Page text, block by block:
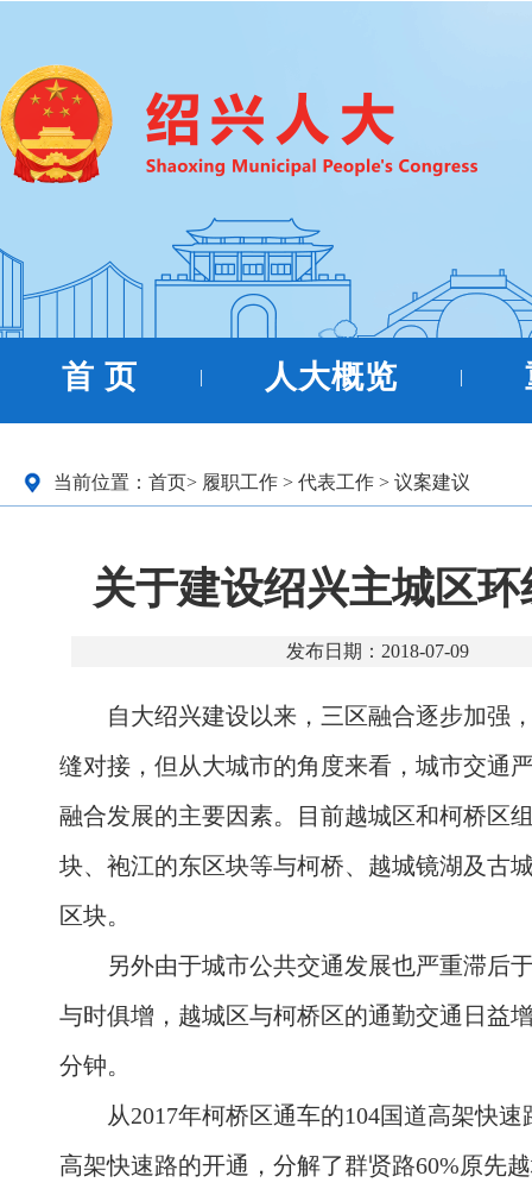
首 页 | 人大概览 |
当前位置： 首页> 履职工作 > 代表工作 > 议案建议
关于建设绍兴主城区
发布日期：2018-07-09
自大绍兴建设以来，三区融合逐步加强
缝对接，但从大城市的角度来看，城市交通
融合发展的主要因素。目前越城区和柯桥区
块、袍江的东区块等与柯桥、越城镜湖及古
区块。
另外由于城市公共交通发展也严重滞后
与时俱增，越城区与柯桥区的通勤交通日益
分钟。
从2017年柯桥区通车的104国道高架快
高架快速路的开通，分解了群贤路60%原先